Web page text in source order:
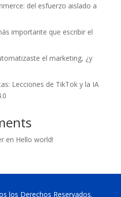
del esfuerzo aislado a
importante que escribir el
el marketing, ¿y
Lecciones de TikTok y la IA
en Hello world!
los Derechos Reservados.